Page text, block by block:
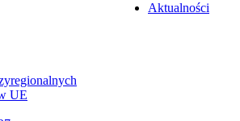
Aktualności
UE